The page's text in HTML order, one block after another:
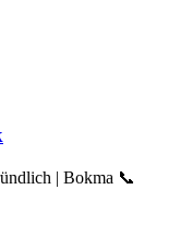
| Bokma 📞